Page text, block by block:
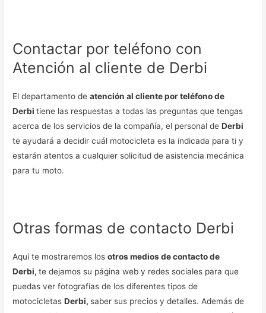
Contactar por teléfono con
Atención al cliente de Derbi
El departamento deatención al cliente por teléfono de
Derbitiene las respuestas a todas las preguntas que tengas
acerca de los servicios de la compañía, el personal deDerbi
te ayudará a decidir cuál motocicleta es la indicada para ti y
estarán atentos a cualquier solicitud de asistencia mecánica
para tu moto.
Otras formas de contacto Derbi
Aquí te mostraremos losotros medios de contacto de
Derbi,te dejamos su página web y redes sociales para que
puedas ver fotografías de los diferentes tipos de
motocicletasDerbi, saber sus precios y detalles. Además de